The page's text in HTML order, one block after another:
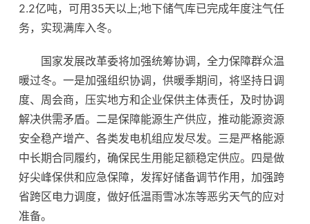
2.2亿吨，可用35天以上;地下储气库已完成年度注气任
务，实现满库入冬。
国家发展改革委将加强统筹协调，全力保障群众温
暖过冬。一是加强组织协调，供暖季期间，将坚持日调
度、周会商，压实地方和企业保供主体责任，及时协调
解决供需矛盾。二是保障能源生产供应，推动能源资源
安全稳产增产、各类发电机组应发尽发。三是严格能源
中长期合同履约，确保民生用能足额稳定供应。四是做
好尖峰保供和应急保障，发挥好储备调节作用，加强跨
省跨区电力调度，做好低温雨雪冰冻等恶劣天气的应对
准备。